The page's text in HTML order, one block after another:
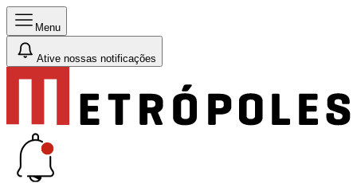
Menu
Ative nossas notificações